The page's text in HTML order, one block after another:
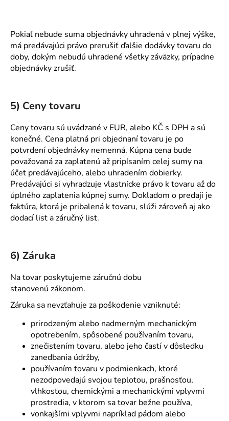
Pokiaľ nebude suma objednávky uhradená v plnej výške,
má predávajúci právo prerušiť ďalšie dodávky tovaru do
doby, dokým nebudú uhradené všetky záväzky, prípadne
objednávky zrušiť.
5) Ceny tovaru
Ceny tovaru sú uvádzané v EUR, alebo KČ s DPH a sú
konečné. Cena platná pri objednaní tovaru je po
potvrdení objednávky nemenná. Kúpna cena bude
považovaná za zaplatenú až pripísaním celej sumy na
účet predávajúceho, alebo uhradením dobierky.
Predávajúci si vyhradzuje vlastnícke právo k tovaru až do
úplného zaplatenia kúpnej sumy. Dokladom o predaji je
faktúra, ktorá je pribalená k tovaru, slúži zároveň aj ako
dodací list a záručný list.
6) Záruka
Na tovar poskytujeme záručnú dobu
stanovenú zákonom.
Záruka sa nevzťahuje za poškodenie vzniknuté:
prirodzeným alebo nadmerným mechanickým
opotrebením, spôsobené používaním tovaru,
znečistením tovaru, alebo jeho častí v dôsledku
zanedbania údržby,
používaním tovaru v podmienkach, ktoré
nezodpovedajú svojou teplotou, prašnosťou,
vlhkosťou, chemickými a mechanickými vplyvmi
prostredia, v ktorom sa tovar bežne používa,
vonkajšími vplyvmi napríklad pádom alebo